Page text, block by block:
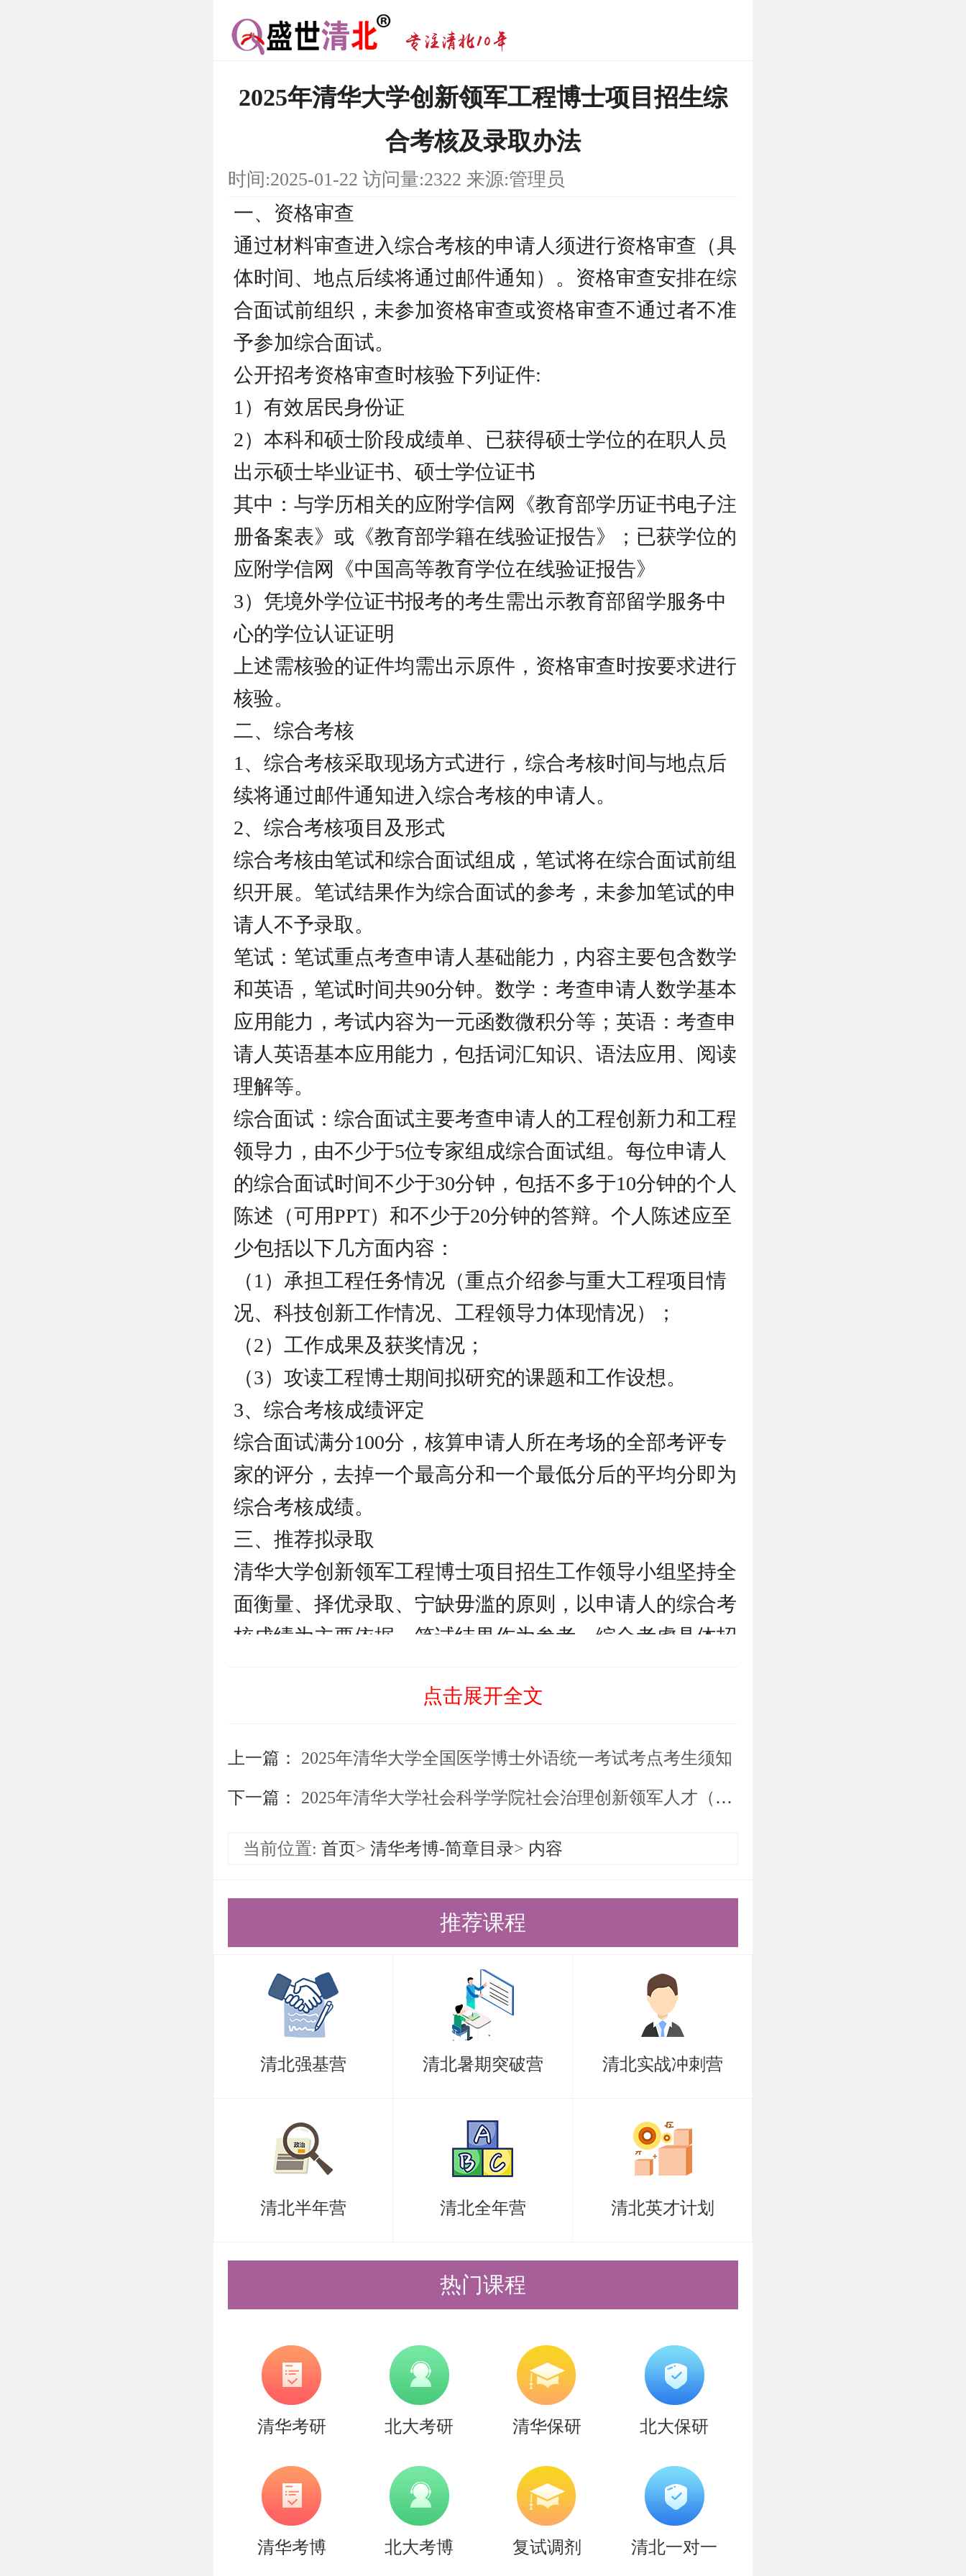
2025年清华大学创新领军工程博士项目招生综
合考核及录取办法
时间:2025-01-22 访问量:2322 来源:管理员
一、资格审查
通过材料审查进入综合考核的申请人须进行资格审查（具
体时间、地点后续将通过邮件通知）。资格审查安排在综
合面试前组织，未参加资格审查或资格审查不通过者不准
予参加综合面试。
公开招考资格审查时核验下列证件:
1）有效居民身份证
2）本科和硕士阶段成绩单、已获得硕士学位的在职人员
出示硕士毕业证书、硕士学位证书
其中：与学历相关的应附学信网《教育部学历证书电子注
册备案表》或《教育部学籍在线验证报告》；已获学位的
应附学信网《中国高等教育学位在线验证报告》
3）凭境外学位证书报考的考生需出示教育部留学服务中
心的学位认证证明
上述需核验的证件均需出示原件，资格审查时按要求进行
核验。
二、综合考核
1、综合考核采取现场方式进行，综合考核时间与地点后
续将通过邮件通知进入综合考核的申请人。
2、综合考核项目及形式
综合考核由笔试和综合面试组成，笔试将在综合面试前组
织开展。笔试结果作为综合面试的参考，未参加笔试的申
请人不予录取。
笔试：笔试重点考查申请人基础能力，内容主要包含数学
和英语，笔试时间共90分钟。数学：考查申请人数学基本
应用能力，考试内容为一元函数微积分等；英语：考查申
请人英语基本应用能力，包括词汇知识、语法应用、阅读
理解等。
综合面试：综合面试主要考查申请人的工程创新力和工程
领导力，由不少于5位专家组成综合面试组。每位申请人
的综合面试时间不少于30分钟，包括不多于10分钟的个人
陈述（可用PPT）和不少于20分钟的答辩。个人陈述应至
少包括以下几方面内容：
（1）承担工程任务情况（重点介绍参与重大工程项目情
况、科技创新工作情况、工程领导力体现情况）；
（2）工作成果及获奖情况；
（3）攻读工程博士期间拟研究的课题和工作设想。
3、综合考核成绩评定
综合面试满分100分，核算申请人所在考场的全部考评专
家的评分，去掉一个最高分和一个最低分后的平均分即为
综合考核成绩。
三、推荐拟录取
清华大学创新领军工程博士项目招生工作领导小组坚持全
面衡量、择优录取、宁缺毋滥的原则，以申请人的综合考
核成绩为主要依据，笔试结果作为参考，综合考虑具体招
单，原则上每名工程博士指导教师当年仅招收一名创新领
组审核批准后方为有效录取名单。
四、其他
五、信息查询、咨询及申诉联系方式
对清华大学2025年创新领军工程博士项目招生有异议，可
以书面形式具名进行申诉。
邮寄地址：北京市海淀区双清路30号焊接馆213室
邮政编码：100084
电子邮箱：gcsxyzs@mail.tsinghua.edu.cn
综合考核及录取办法】的内容，希望能帮助准备考研清北
的同学们节约时间，提高上岸的成功率！
持。盛世清北-清北考研集训营，为清北考研学子量身打
实战营、清北冲刺营，更有清北清北半年营和清北全年营
可选择，清北学长领学，班主任全程督学，补盲区强技
巧，专项技能拔高，学员遍布清华北大各主干院系，专攻
清北。
更多清北考研备考资料及清北考研集训营相关问题，咨询
点击展开全文
上一篇： 2025年清华大学全国医学博士外语统一考试考点考生须知
下一篇： 2025年清华大学社会科学学院社会治理创新领军人才（非全日制）专业博士项目博士研究生招生简章
当前位置: 首页> 清华考博-简章目录> 内容
推荐课程
清北强基营 清北暑期突破营 清北实战冲刺营
清北半年营 清北全年营 清北英才计划
热门课程
清华考研 北大考研 清华保研 北大保研
清华考博 北大考博 复试调剂 清北一对一